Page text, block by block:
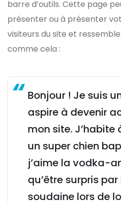
barre d’outils. Cette page
présenter ou à présenter
visiteurs du site et
comme cela :
Bonjour ! Je suis
aspire à devenir
mon site. J’habite
un super chien
j’aime la vodka-
qu’être surpris
soudaine lors de